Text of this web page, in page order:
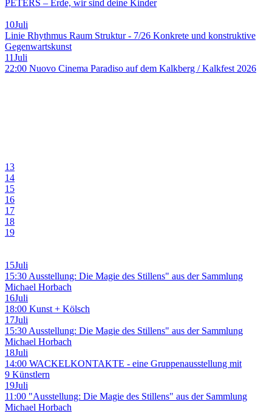
PETERS – Erde, wir sind deine Kinder
10Juli
Linie Rhythmus Raum Struktur - 7/26 Konkrete und konstruktive
Gegenwartskunst
11Juli
22:00 Nuovo Cinema Paradiso auf dem Kalkberg / Kalkfest 2026
13
14
15
16
17
18
19
15Juli
15:30 Ausstellung: Die Magie des Stillens" aus der Sammlung
Michael Horbach
16Juli
18:00 Kunst + Kölsch
17Juli
15:30 Ausstellung: Die Magie des Stillens" aus der Sammlung
Michael Horbach
18Juli
14:00 WACKELKONTAKTE - eine Gruppenausstellung mit
9 Künstlern
19Juli
11:00 "Ausstellung: Die Magie des Stillens" aus der Sammlung
Michael Horbach